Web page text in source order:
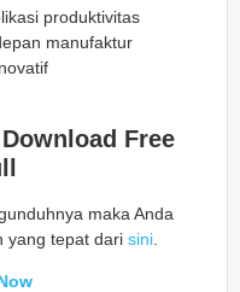
produktivitas
manufaktur
Free
maka Anda
yang tepat dari sini.